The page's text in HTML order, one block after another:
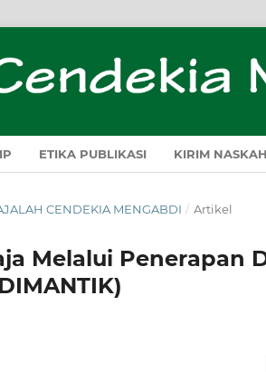
ETIKA PUBLIKASI KIRIM NASKAH
CENDEKIA MENGABDI / Artikel
Melalui Penerapan